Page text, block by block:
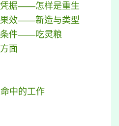
凭据——怎样是重生
果效——新造与类型
条件——吃灵粮
面
中的工作